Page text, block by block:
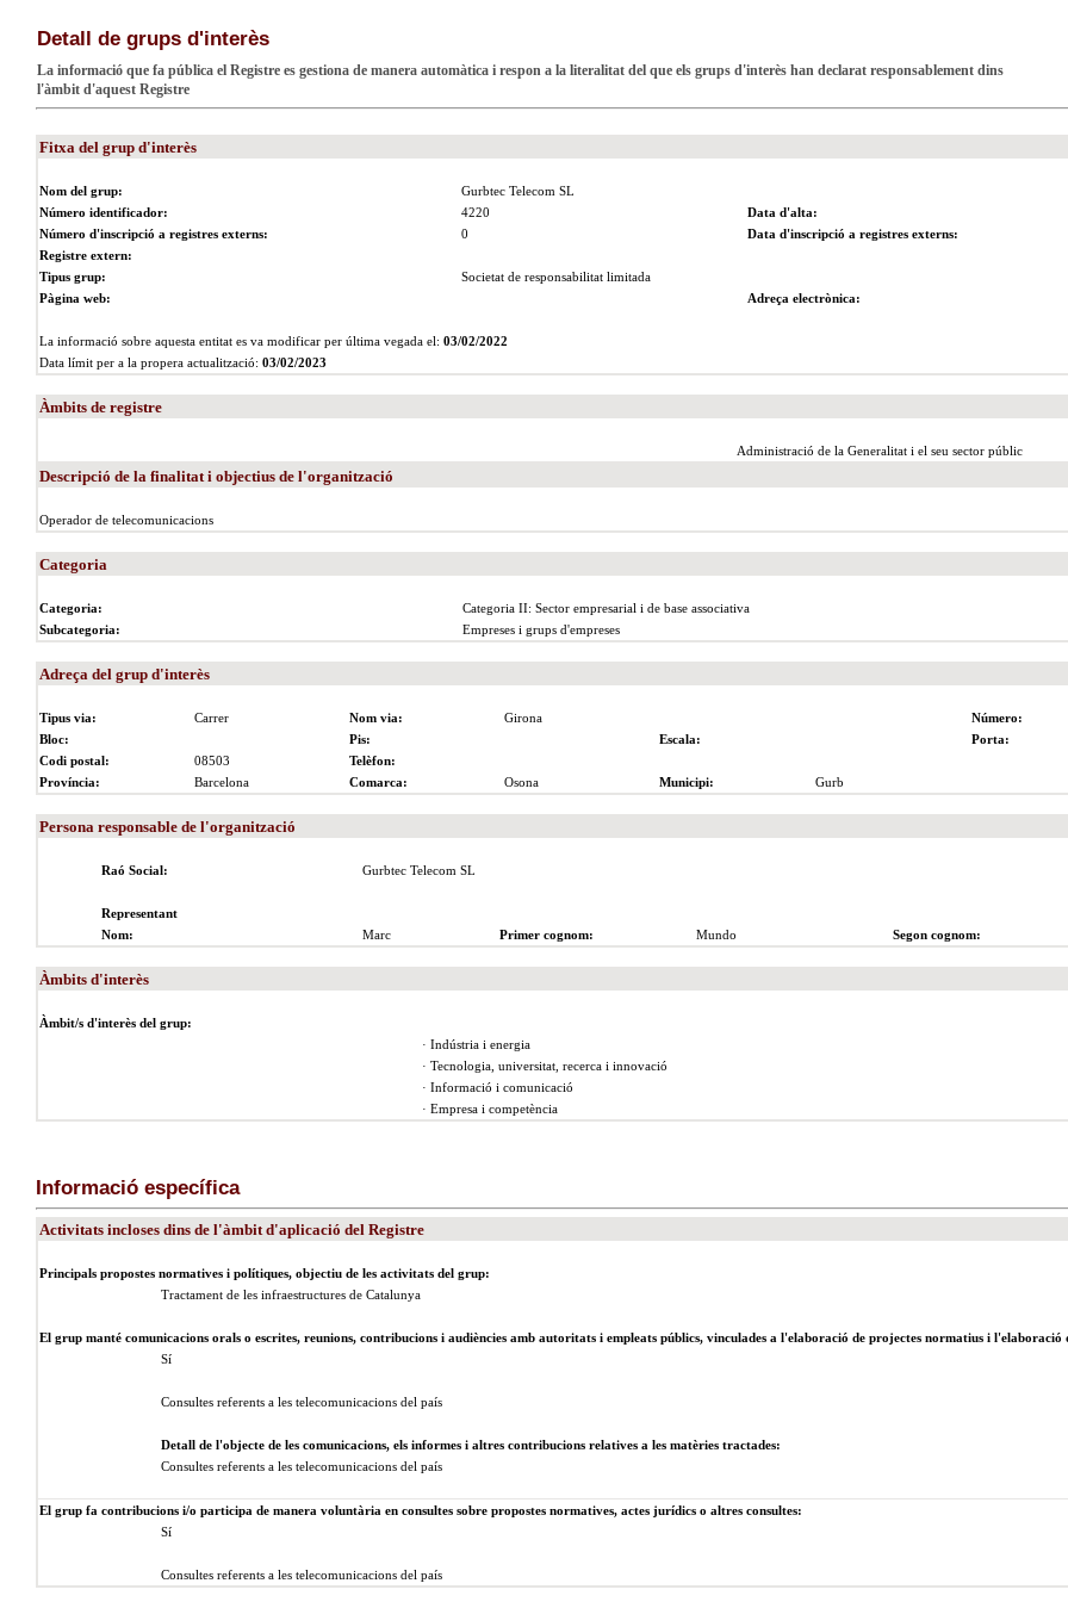
Detall de grups d'interès
La informació que fa pública el Registre es gestiona de manera automàtica i respon a la literalitat del que els grups d'interès han declarat responsablement dins
l'àmbit d'aquest Registre
Fitxa del grup d'interès
Nom del grup:
Gurbtec Telecom SL
Número identificador:
4220 Data d'alta:
Número d'inscripció a registres externs:
0 Data d'inscripció a registres externs:
Registre extern:
Tipus grup:
Societat de responsabilitat limitada
Pàgina web:
Adreça electrònica:
La informació sobre aquesta entitat es va modificar per última vegada el: 03/02/2022
Data límit per a la propera actualització: 03/02/2023
Àmbits de registre
Administració de la Generalitat i el seu sector públic
Descripció de la finalitat i objectius de l'organització
Operador de telecomunicacions
Categoria
Categoria:
Categoria II: Sector empresarial i de base associativa
Subcategoria:
Empreses i grups d'empreses
Adreça del grup d'interès
Tipus via: Carrer Nom via: Girona Número:
Bloc:
Pis: Escala:
Porta:
Codi postal:
08503
Telèfon:
Província:
Barcelona Comarca: Osona Municipi: Gurb
Persona responsable de l'organització
Raó Social: Gurbtec Telecom SL
Representant
Nom:
Marc Primer cognom: Mundo Segon cognom:
Àmbits d'interès
Àmbit/s d'interès del grup:
· Indústria i energia
· Tecnologia, universitat, recerca i innovació
· Informació i comunicació
· Empresa i competència
Informació específica
Activitats incloses dins de l'àmbit d'aplicació del Registre
Principals propostes normatives i polítiques, objectiu de les activitats del grup:
Tractament de les infraestructures de Catalunya
El grup manté comunicacions orals o escrites, reunions, contribucions i audiències amb autoritats i empleats públics, vinculades a l'elaboració de projectes normatius i l'elaboració
Sí
Consultes referents a les telecomunicacions del país
Detall de l'objecte de les comunicacions, els informes i altres contribucions relatives a les matèries tractades:
Consultes referents a les telecomunicacions del país
El grup fa contribucions i/o participa de manera voluntària en consultes sobre propostes normatives, actes jurídics o altres consultes:
Sí
Consultes referents a les telecomunicacions del país